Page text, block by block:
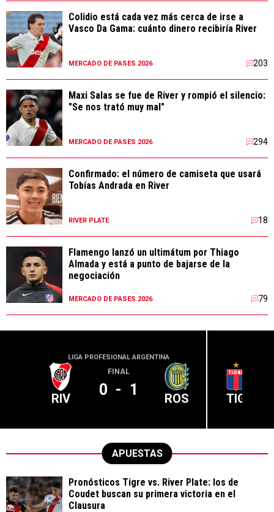
Colidio está cada vez más cerca de irse a
Vasco Da Gama: cuánto dinero recibiría River
MERCADO DE PASES 2026 203
Maxi Salas se fue de River y rompió el silencio:
"Se nos trató muy mal"
MERCADO DE PASES 2026 294
Confirmado: el número de camiseta que usará
Tobías Andrada en River
RIVER PLATE 18
Flamengo lanzó un ultimátum por Thiago
Almada y está a punto de bajarse de la
negociación
MERCADO DE PASES 2026 79
LIGA PROFESIONAL ARGENTINA
RIV
FINAL
0 - 1 ROS TIG
APUESTAS
Pronósticos Tigre vs. River Plate: los de
Coudet buscan su primera victoria en el
Clausura